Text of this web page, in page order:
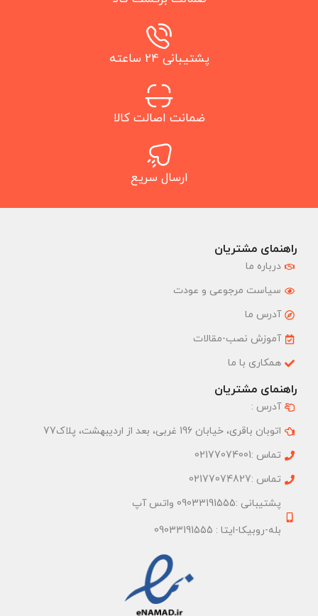
پشتیبانی 24 ساعته
ضمانت اصالت کالا
ارسال سریع
راهنمای مشتریان
درباره ما
سیاست مرجوعی و عودت
آدرس ما
آموزش نصب-مقالات
همکاری با ما
راهنمای مشتریان
آدرس :
اتوبان باقری، خیابان 196 غربی، بعد از اردیبهشت، پلاک77
تماس :02177074001
تماس :02177074827
پشتیبانی :09033191555 واتس آپ
بله-روبیکا-ایتا : 09033191555